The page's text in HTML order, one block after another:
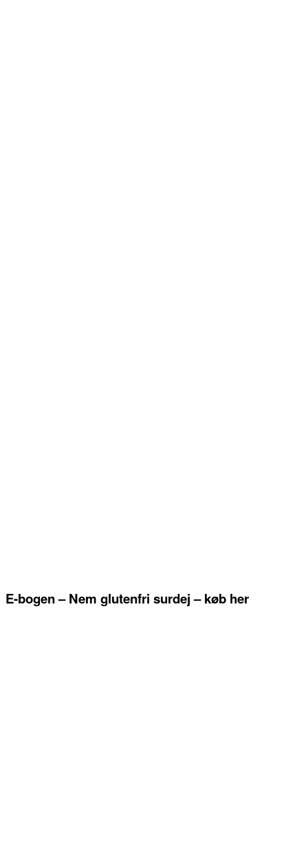
E-bogen – Nem glutenfri surdej – køb her